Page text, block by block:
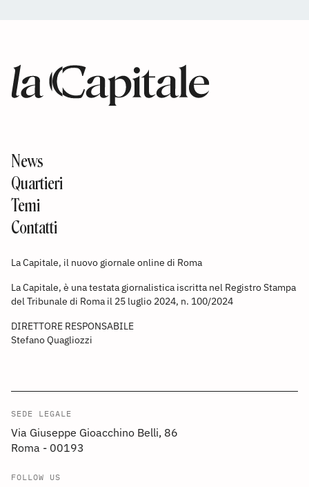
News
Quartieri
Temi
Contatti
La Capitale, il nuovo giornale online di Roma
La Capitale, è una testata giornalistica iscritta nel Registro Stampa
del Tribunale di Roma il 25 luglio 2024, n. 100/2024
DIRETTORE RESPONSABILE
Stefano Quagliozzi
SEDE LEGALE
Via Giuseppe Gioacchino Belli, 86
Roma - 00193
FOLLOW US